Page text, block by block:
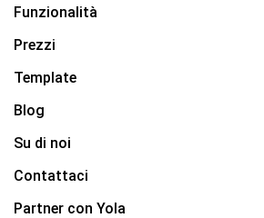
Funzionalità
Prezzi
Template
Blog
Su di noi
Contattaci
Partner con Yola